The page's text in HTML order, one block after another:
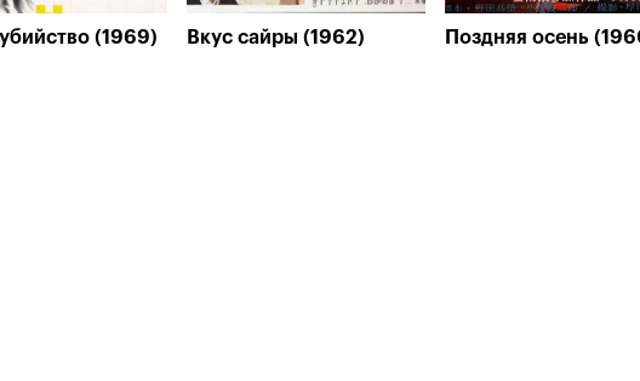
(1969) Вкус сайры (1962) Поздняя осень